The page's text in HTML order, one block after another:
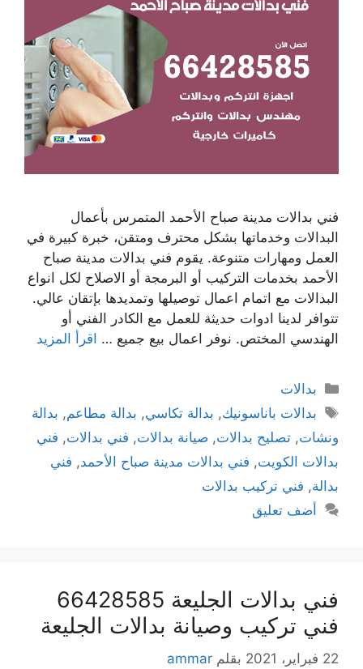
فني بدالات مدينة صباح الأحمد المتمرس بأعمال
البدالات وخدماتها بشكل محترف ومتقن، خبرة كبيرة في
العمل ومهارات متنوعة. يقوم فني بدالات مدينة صباح
الأحمد بخدمات التركيب أو البرمجة أو الاصلاح لكل انواع
البدالات مع اتمام اعمال توصيلها وتمديدها بإتقان عالي.
تتوافر لدينا ادوات حديثة للعمل مع الكادر الفني أو
الهندسي المختص. نوفر اعمال بيع جميع … اقرأ المزيد
بدالات
بدالات باناسونيك, بدالة تكاسي, بدالة مطاعم, بدالة
ونشات, تصليح بدالات, صيانة بدالات, فني بدالات, فني
بدالات الكويت, فني بدالات مدينة صباح الأحمد, فني
بدالة, فني تركيب بدالات
أضف تعليق
فني بدالات الجليعة 66428585
فني تركيب وصيانة بدالات الجليعة
22 فبراير، 2021 بقلم ammar